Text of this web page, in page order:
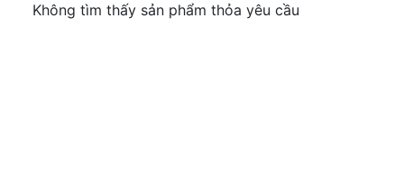
Không tìm thấy sản phẩm thỏa yêu cầu